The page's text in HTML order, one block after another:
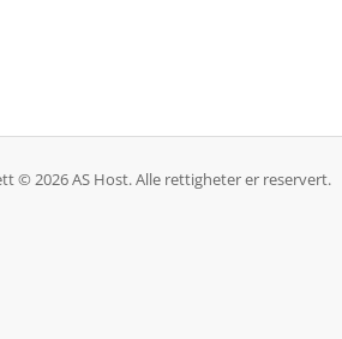
© 2026 AS Host. Alle rettigheter er reservert.